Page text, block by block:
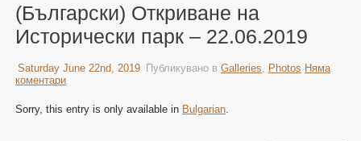
(Български) Откриване на
Исторически парк – 22.06.2019
Saturday June 22nd, 2019 Публикувано в Galleries Photos Няма
коментари
Sorry, this entry is only available in Bulgarian.